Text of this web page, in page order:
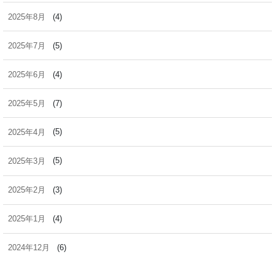
2025年8月 (4)
2025年7月 (5)
2025年6月 (4)
2025年5月 (7)
2025年4月 (5)
2025年3月 (5)
2025年2月 (3)
2025年1月 (4)
2024年12月 (6)